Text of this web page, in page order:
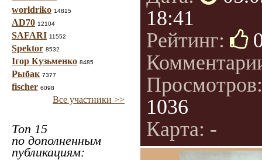
worldriko 14815
AD70 12104
SAFARI 11552
Spektor 8532
Ігор Кузьменко 8485
Рыбак 7377
fischer 6098
Все участники >>
Топ 15
по дополненным
публикациям:
18:41
Рейтинг:
1036
Карта: -